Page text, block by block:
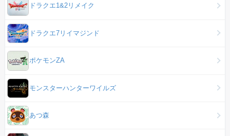
ドラクエ1&2リメイク
ドラクエ7リイマジンド
ポケモンZA
モンスターハンターワイルズ
あつ森